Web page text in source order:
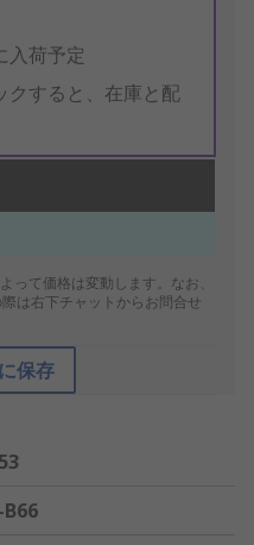
入荷予定
クすると、在庫と配
って価格は変動します。なお、
は右下チャットからお問合せ
保存